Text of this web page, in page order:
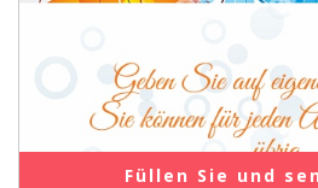
Füllen Sie und